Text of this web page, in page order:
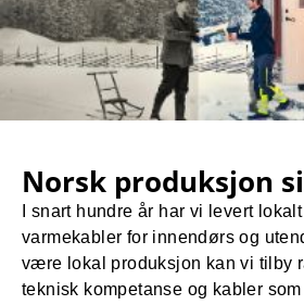
Norsk produksjon
I snart hundre år har vi levert
varmekabler for innendørs og
være lokal produksjon kan vi tilby
teknisk kompetanse og kabler